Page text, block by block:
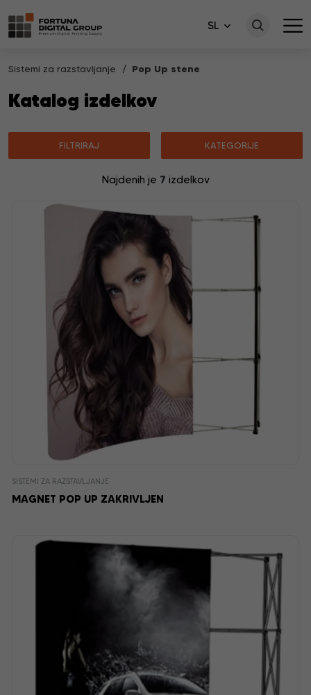
SL
Sistemi za razstavljanje Pop Up stene
Katalog izdelkov
FILTRIRAJ KATEGORIJE
Najdenih je 7 izdelkov
SISTEMI ZA RAZSTAVLJANJE
MAGNET POP UP ZAKRIVLJEN